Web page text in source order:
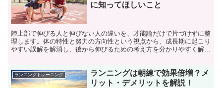
に知ってほしいこと
陸上部で伸びる人と伸びない人の違いを、才能論だけで片づけずに整
理します。体の特性と努力の方向性という視点から、成長期に起こり
やすい誤解を解消し、後から伸びるための考え方を分かりやすく解説
ランニングトレーニング
ランニングは朝練で効果倍増？メ
リット・デメリットを解説！